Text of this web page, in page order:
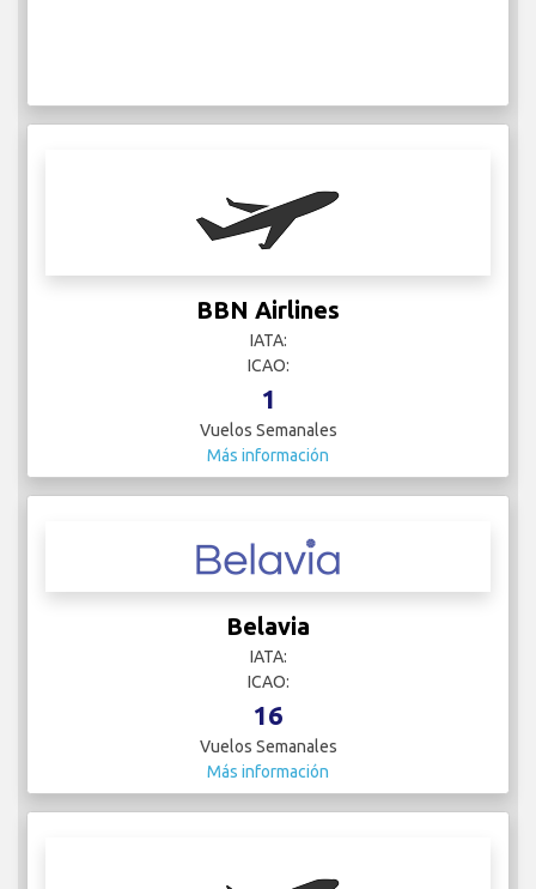
BBN Airlines
IATA:
ICAO:
1
Vuelos Semanales
Más información
Belavia
IATA:
ICAO:
16
Vuelos Semanales
Más información